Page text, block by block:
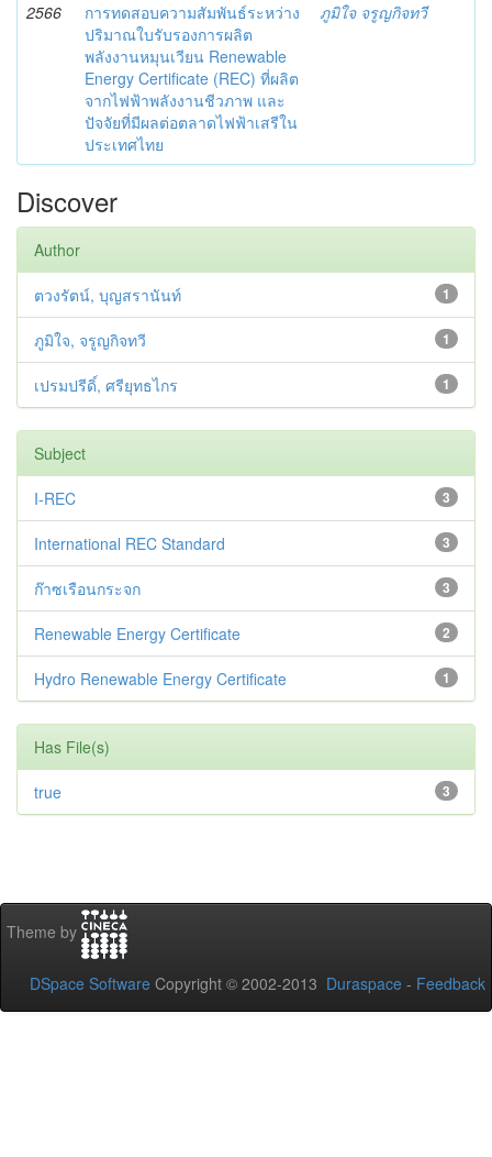
2566
การทดสอบความสัมพันธ์ระหว่าง
ปริมาณใบรับรองการผลิต
พลังงานหมุนเวียน Renewable
Energy Certificate (REC) ที่ผลิต
จากไฟฟ้าพลังงานชีวภาพ และ
ปัจจัยที่มีผลต่อตลาดไฟฟ้าเสรีใน
ประเทศไทย
ภูมิใจ จรูญกิจทวี
Discover
Author
1
ตวงรัตน์, บุญสรานันท์
1
ภูมิใจ, จรูญกิจทวี
1
เปรมปรีดิ์, ศรียุทธไกร
Subject
3
I-REC
3
International REC Standard
3
ก๊าซเรือนกระจก
2
Renewable Energy Certificate
1
Hydro Renewable Energy Certificate
Has File(s)
3
true
Theme by
DSpace Software Copyright © 2002-2013 Duraspace - Feedback